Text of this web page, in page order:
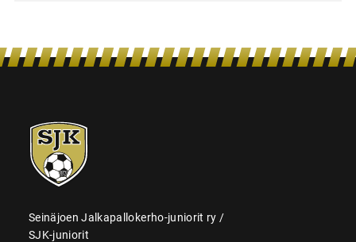
SJK-
juniorit
Seinäjoen Jalkapallokerho-juniorit ry /
SJK-juniorit